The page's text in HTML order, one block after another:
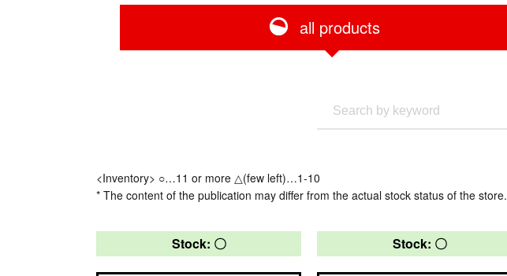
all products
<Inventory> ○…11 or more △(few left)…1-10
* The content of the publication may differ from the actual stock status of the store.
Stock: 〇 Stock: 〇